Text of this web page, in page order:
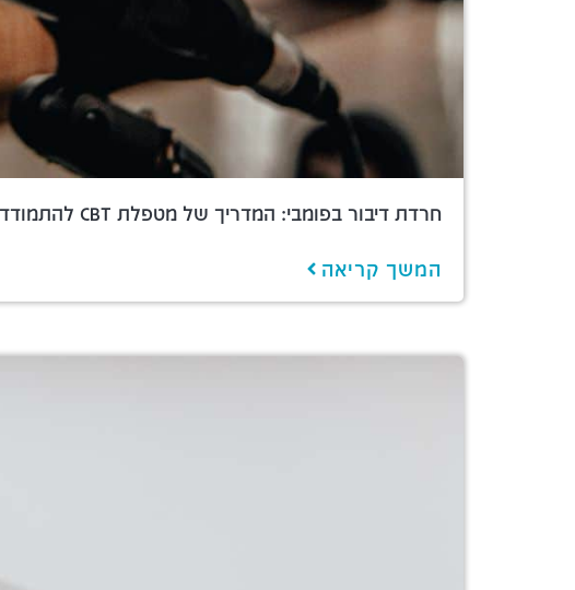
חרדת דיבור בפומבי: המדריך של מטפלת CBT להתמודדות אמיתית
המשך קריאה